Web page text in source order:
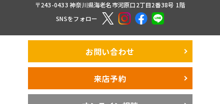
〒243-0433 神奈川県海老名市河原口2丁目2番38号 1階
SNSをフォロー
お問い合わせ
来店予約